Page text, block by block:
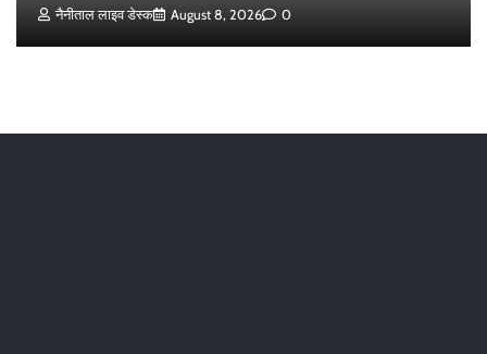
नैनीताल लाइव डेस्क August 8, 2026 0